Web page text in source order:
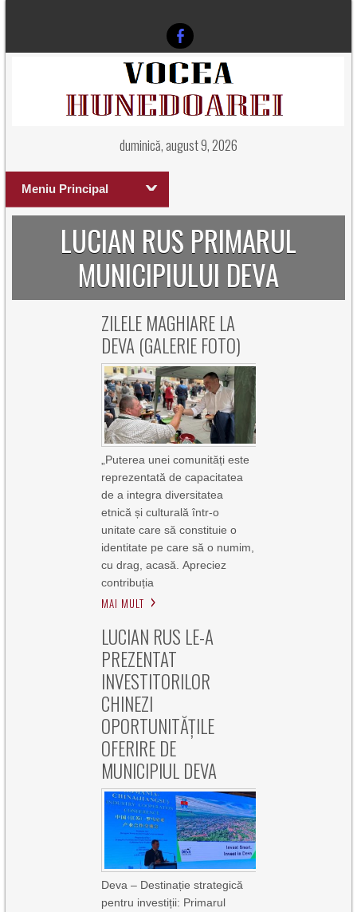
duminică, august 9, 2026
Meniu Principal
LUCIAN RUS PRIMARUL
MUNICIPIULUI DEVA
ZILELE MAGHIARE LA
DEVA (GALERIE FOTO)
„Puterea unei comunități este
reprezentată de capacitatea
de a integra diversitatea
etnică și culturală într-o
unitate care să constituie o
identitate pe care să o numim,
cu drag, acasă. Apreciez
contribuția
MAI MULT
LUCIAN RUS LE-A
PREZENTAT
INVESTITORILOR
CHINEZI
OPORTUNITĂȚILE
OFERIRE DE
MUNICIPIUL DEVA
Deva – Destinație strategică
pentru investiții: Primarul